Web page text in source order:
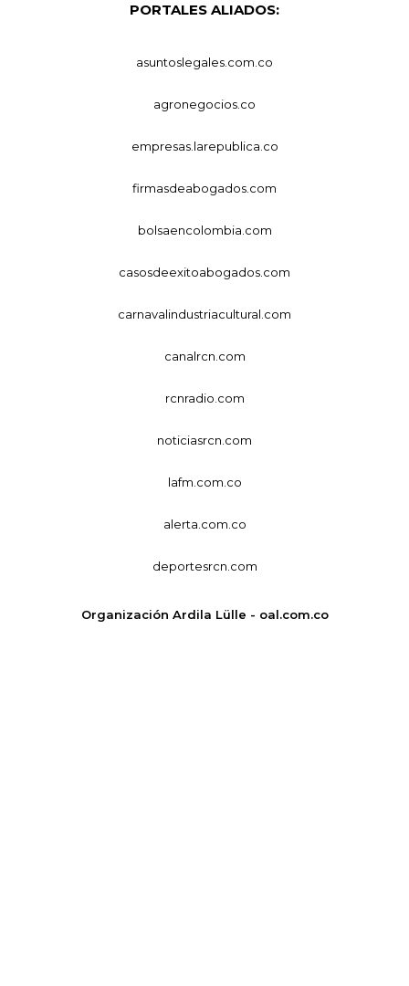
PORTALES ALIADOS:
asuntoslegales.com.co
agronegocios.co
empresas.larepublica.co
firmasdeabogados.com
bolsaencolombia.com
casosdeexitoabogados.com
carnavalindustriacultural.com
canalrcn.com
rcnradio.com
noticiasrcn.com
lafm.com.co
alerta.com.co
deportesrcn.com
Organización Ardila Lülle - oal.com.co